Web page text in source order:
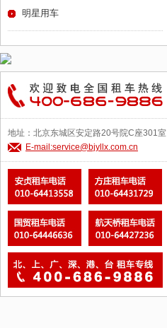
明星用车
地址：北京东城区安定路20号院C座301室
E-mail:service@bjyllx.com.cn